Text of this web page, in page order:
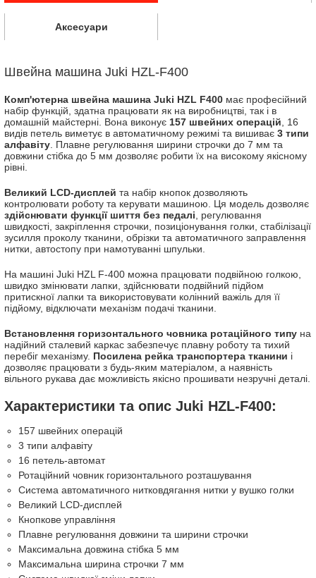
Аксесуари
Швейна машина Juki HZL-F400
Комп'ютерна швейна машина Juki HZL F400 має професійний
набір функцій, здатна працювати як на виробництві, так і в
домашній майстерні. Вона виконує 157 швейних операцій , 16
видів петель виметує в автоматичному режимі та вишиває 3 типи
алфавіту . Плавне регулювання ширини строчки до 7 мм та
довжини стібка до 5 мм дозволяє робити їх на високому якісному
рівні.
Великий LCD-дисплей та набір кнопок дозволяють
контролювати роботу та керувати машиною. Ця модель дозволяє
здійснювати функції шиття без педалі , регулювання
швидкості, закріплення строчки, позиціонування голки, стабілізації
зусилля проколу тканини, обрізки та автоматичного заправлення
нитки, автостопу при намотуванні шпульки.
На машині Juki HZL F-400 можна працювати подвійною голкою,
швидко змінювати лапки, здійснювати подвійний підйом
притискної лапки та використовувати колінний важіль для її
підйому, відключати механізм подачі тканини.
Встановлення горизонтального човника ротаційного типу на
надійний сталевий каркас забезпечує плавну роботу та тихий
перебіг механізму. Посилена рейка транспортера тканини і
дозволяє працювати з будь-яким матеріалом, а наявність
вільного рукава дає можливість якісно прошивати незручні деталі.
Характеристики та опис Juki HZL-F400:
157 швейних операцій
3 типи алфавіту
16 петель-автомат
Ротаційний човник горизонтального розташування
Система автоматичного нитковдягання нитки у вушко голки
Великий LCD-дисплей
Кнопкове управління
Плавне регулювання довжини та ширини строчки
Максимальна довжина стібка 5 мм
Максимальна ширина строчки 7 мм